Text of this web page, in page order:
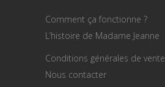
Comment ça fonctionne ?
L’histoire de Madame Jeanne
Conditions générales de vente
Nous contacter